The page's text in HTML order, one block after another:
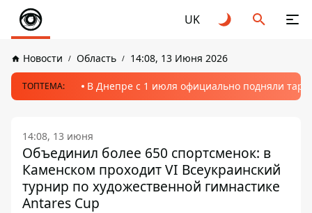
UK
Новости Область 14:08, 13 Июня 2026
ТОПТЕМА: В Днепре с 1 июля официально подняли
14:08, 13 июня
Объединил более 650 спортсменок: в
Каменском проходит VI Всеукраинский
турнир по художественной гимнастике
Antares Cup